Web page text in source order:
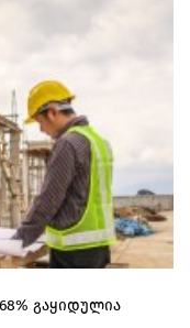
გაყიდულია